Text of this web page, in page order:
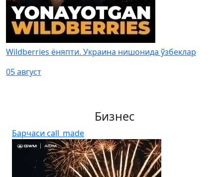
Wildberries ёняпти. Украина нишонида ўзбеклар
05 август
Бизнес
Барчаси call_made